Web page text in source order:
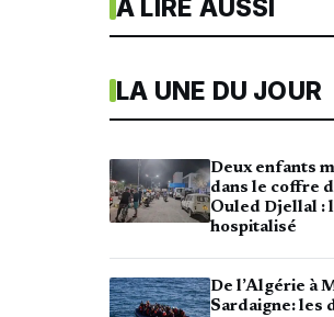
À LIRE AUSSI
LA UNE DU JOUR
Deux enfants
dans le coffre
Ouled Djellal :
hospitalisé
De l’Algérie à
Sardaigne: les